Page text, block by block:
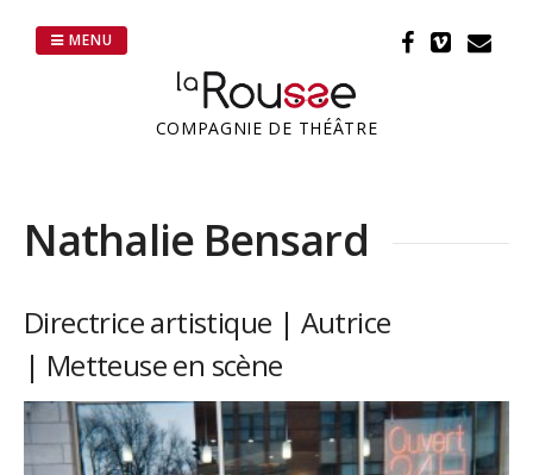
COMPAGNIE DE THÉÂTRE
MENU
Nathalie Bensard
Directrice artistique | Autrice
| Metteuse en scène